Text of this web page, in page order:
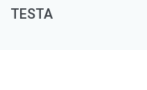
TESTA